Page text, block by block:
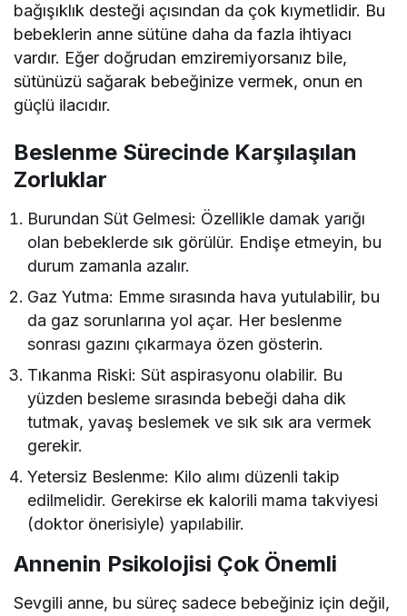
bağışıklık desteği açısından da çok kıymetlidir. Bu
bebeklerin anne sütüne daha da fazla ihtiyacı
vardır. Eğer doğrudan emziremiyorsanız bile,
sütünüzü sağarak bebeğinize vermek, onun en
güçlü ilacıdır.
Beslenme Sürecinde Karşılaşılan
Zorluklar
Burundan Süt Gelmesi: Özellikle damak yarığı
olan bebeklerde sık görülür. Endişe etmeyin, bu
durum zamanla azalır.
Gaz Yutma: Emme sırasında hava yutulabilir, bu
da gaz sorunlarına yol açar. Her beslenme
sonrası gazını çıkarmaya özen gösterin.
Tıkanma Riski: Süt aspirasyonu olabilir. Bu
yüzden besleme sırasında bebeği daha dik
tutmak, yavaş beslemek ve sık sık ara vermek
gerekir.
Yetersiz Beslenme: Kilo alımı düzenli takip
edilmelidir. Gerekirse ek kalorili mama takviyesi
(doktor önerisiyle) yapılabilir.
Annenin Psikolojisi Çok Önemli
Sevgili anne, bu süreç sadece bebeğiniz için değil,